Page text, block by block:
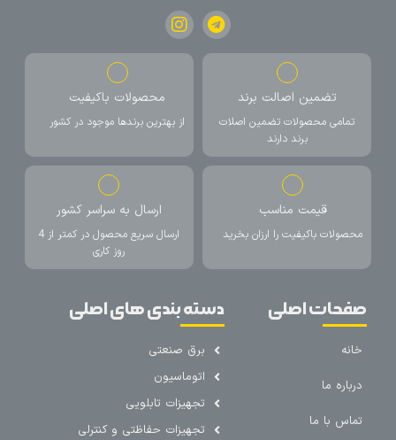
تضمین اصالت برند
تمامی محصولات تضمین اصلات
برند دارند
محصولات باکیفیت
از بهترین برندها موجود در کشور
قیمت مناسب
محصولات باکیفیت را ارزان بخرید
ارسال به سراسر کشور
ارسال سریع محصول در کمتر از 4
روز کاری
صفحات اصلی
خانه
درباره ما
تماس با ما
دسته بندی های اصلی
برق صنعتی
اتوماسیون
تجهیزات تابلویی
تجهیزات حفاظتی و کنترلی